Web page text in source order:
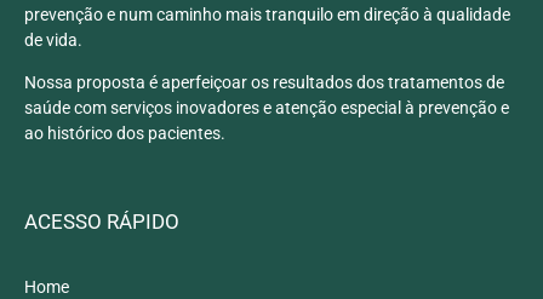
prevenção e num caminho mais tranquilo em direção à qualidade
de vida.
Nossa proposta é aperfeiçoar os resultados dos tratamentos de
saúde com serviços inovadores e atenção especial à prevenção e
ao histórico dos pacientes.
ACESSO RÁPIDO
Home